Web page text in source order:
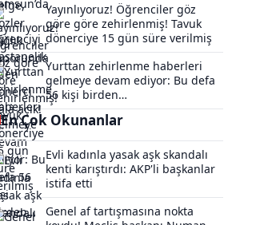
Yayınlıyoruz! Öğrenciler göz
göre göre zehirlenmiş! Tavuk
dönerciye 15 gün süre verilmiş
Yurttan zehirlenme haberleri
gelmeye devam ediyor: Bu defa
56 kişi birden…
En Çok Okunanlar
Evli kadınla yasak aşk skandalı
kenti karıştırdı: AKP'li başkanlar
istifa etti
Genel af tartışmasına nokta